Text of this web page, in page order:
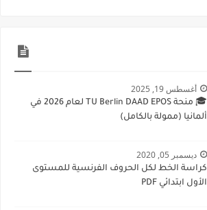
أغسطس 19, 2025
🎓 منحة TU Berlin DAAD EPOS لعام 2026 في
ألمانيا (ممولة بالكامل)
ديسمبر 05, 2020
كراسة الخط لكل الحروف الفرنسية للمستوى
الأول ابتدائي PDF